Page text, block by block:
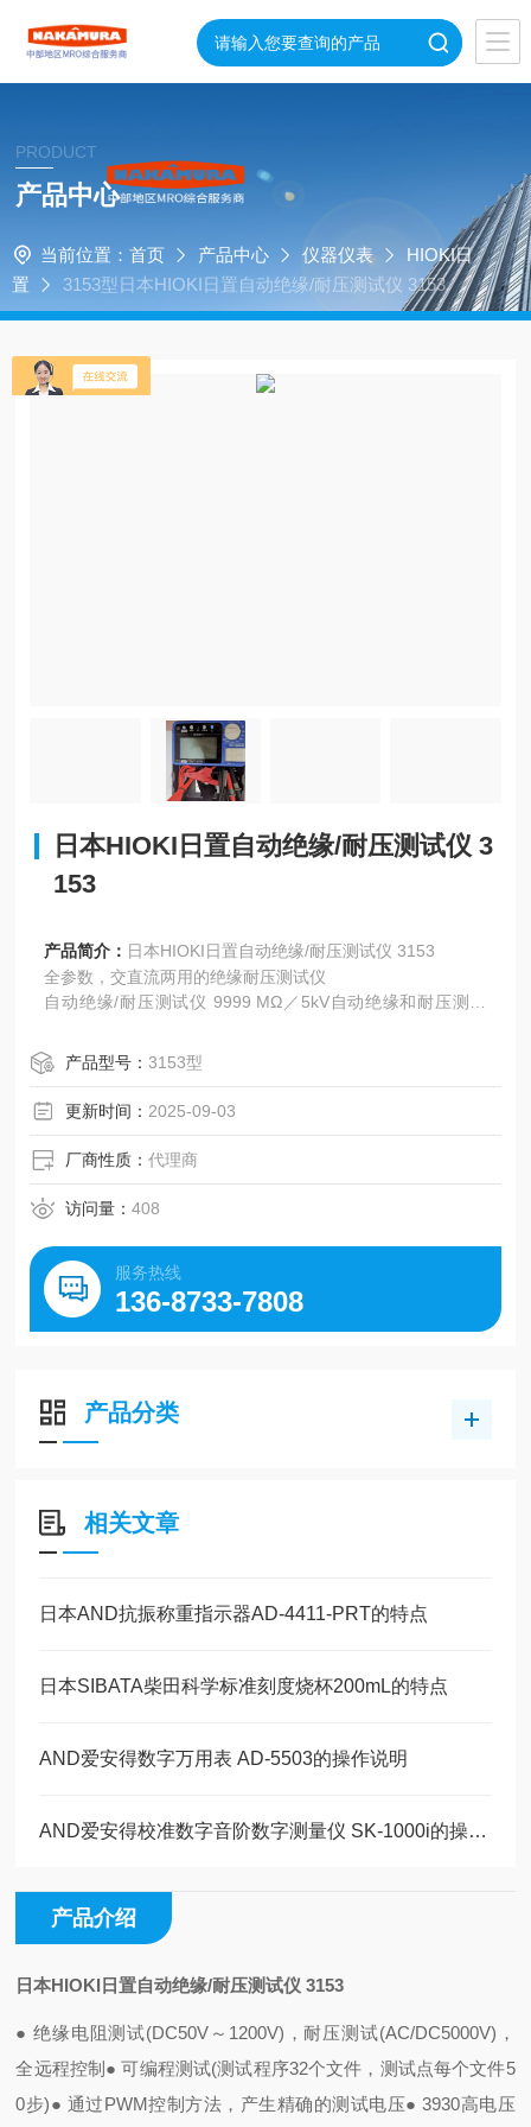
PRODUCT
产品中心
当前位置： 首页 产品中心 仪器仪表
HIOKI日
置
3153型日本HIOKI日置自动绝缘/耐压测试仪 3153
日本HIOKI日置自动绝缘/耐压测试仪 3
153
产品简介： 日本HIOKI日置自动绝缘/耐压测试仪 3153
全参数，交直流两用的绝缘耐压测试仪
自动绝缘/耐压测试仪 9999 MΩ／5kV自动绝缘和耐压测试
产品型号：3153型
更新时间： 2025-09-03
厂商性质：代理商
访问量：408
服务热线
136-8733-7808
产品分类
相关文章
日本AND抗振称重指示器AD-4411-PRT的特点
日本SIBATA柴田科学标准刻度烧杯200mL的特点
AND爱安得数字万用表 AD-5503的操作说明
AND爱安得校准数字音阶数字测量仪 SK-1000i的操作说明
产品介绍
日本HIOKI日置自动绝缘/耐压测试仪 3153
● 绝缘电阻测试(DC50V～1200V)，耐压测试(AC/DC5000V)，
全远程控制 ● 可编程测试(测试程序32个文件，测试点每个文件5
0步)● 通过PWM控制方法，产生精确的测试电压● 3930高电压